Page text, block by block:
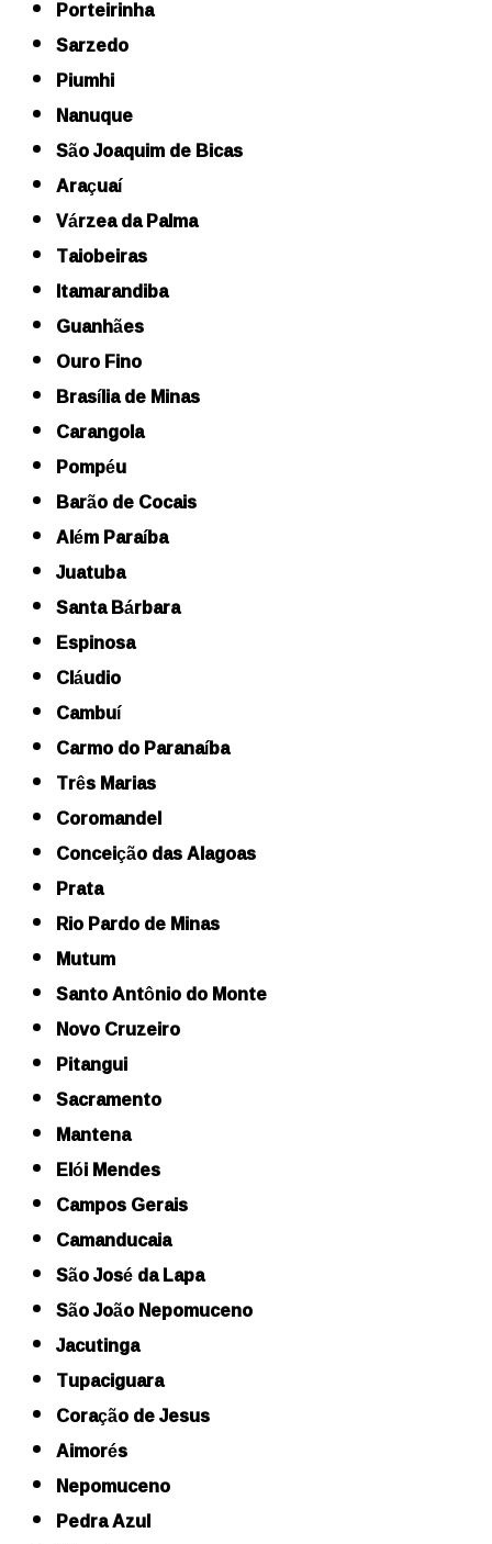
Porteirinha
Sarzedo
Piumhi
Nanuque
São Joaquim de Bicas
Araçuaí
Várzea da Palma
Taiobeiras
Itamarandiba
Guanhães
Ouro Fino
Brasília de Minas
Carangola
Pompéu
Barão de Cocais
Além Paraíba
Juatuba
Santa Bárbara
Espinosa
Cláudio
Cambuí
Carmo do Paranaíba
Três Marias
Coromandel
Conceição das Alagoas
Prata
Rio Pardo de Minas
Mutum
Santo Antônio do Monte
Novo Cruzeiro
Pitangui
Sacramento
Mantena
Elói Mendes
Campos Gerais
Camanducaia
São José da Lapa
São João Nepomuceno
Jacutinga
Tupaciguara
Coração de Jesus
Aimorés
Nepomuceno
Pedra Azul